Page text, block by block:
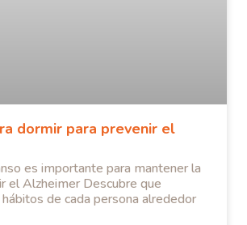
dormir para prevenir el
es importante para mantener la
el Alzheimer Descubre que
de cada persona alrededor